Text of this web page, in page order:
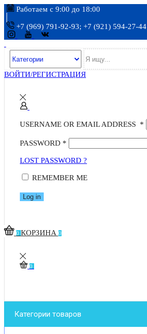
Работаем с 9:00 до 18:00
+7 (969) 791-92-93; +7 (921) 594-27-44
ВОЙТИ/РЕГИСТРАЦИЯ
USERNAME OR EMAIL ADDRESS *
PASSWORD *
LOST PASSWORD ?
REMEMBER ME
Log in
0 КОРЗИНА 0
0
Категории товаров